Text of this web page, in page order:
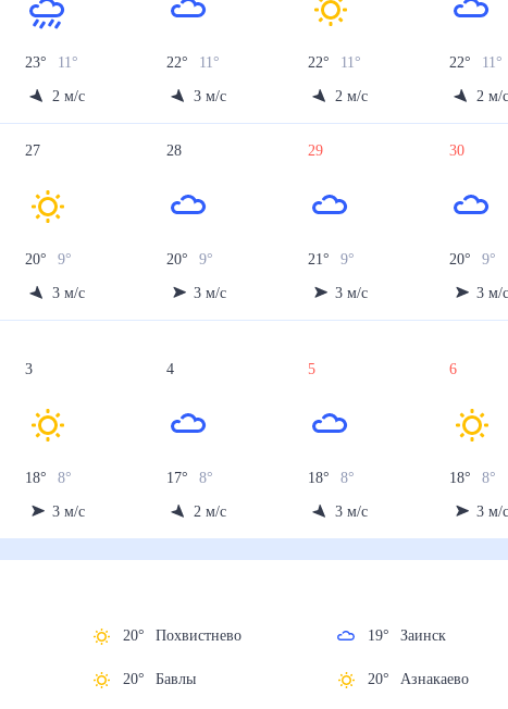
23° 11°
2 м/с
22° 11°
3 м/с
22° 11°
2 м/с
22° 11°
2 м/
27
20° 9
3 м/с
28
20° 9
3 м/с
29
21° 9°
3 м/с
30
20° 9
3 м/
3
18° 8°
3 м/с
4
17° 8°
2 м/с
5
18° 8°
3 м/с
6
18° 8°
3 м/
20° Похвистнево
20° Бавлы
19° Заинск
20° Азнакаево